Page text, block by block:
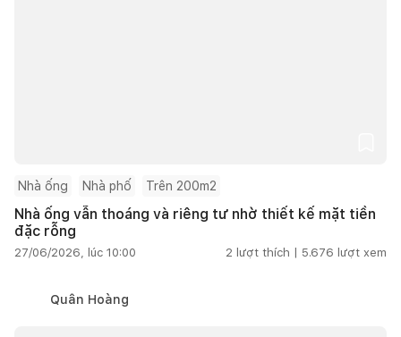
Nhà ống Nhà phố Trên 200m2
Nhà ống vẫn thoáng và riêng tư nhờ thiết kế mặt tiền
đặc rỗng
27/06/2026, lúc 10:00 2 lượt thích | 5.676 lượt xem
Quân Hoàng